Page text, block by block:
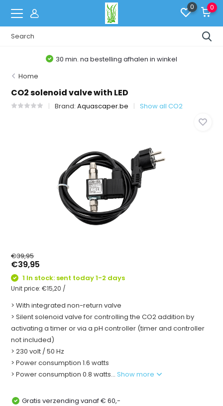
0 0
30 min. na bestelling afhalen in winkel
Home
CO2 solenoid valve with LED
Brand:Aquascaper.be Show all CO2
€39,95
€39,95
1 In stock: sent today 1-2 days
Unit price:€15,20 /
> With integrated non-return valve
> Silent solenoid valve for controlling the CO2 addition by
activating a timer or via a pH controller (timer and controller
not included)
> 230 volt / 50 Hz
> Power consumption 1.6 watts
> Power consumption 0.8 watts...Show more
Gratis verzending vanaf € 60,-